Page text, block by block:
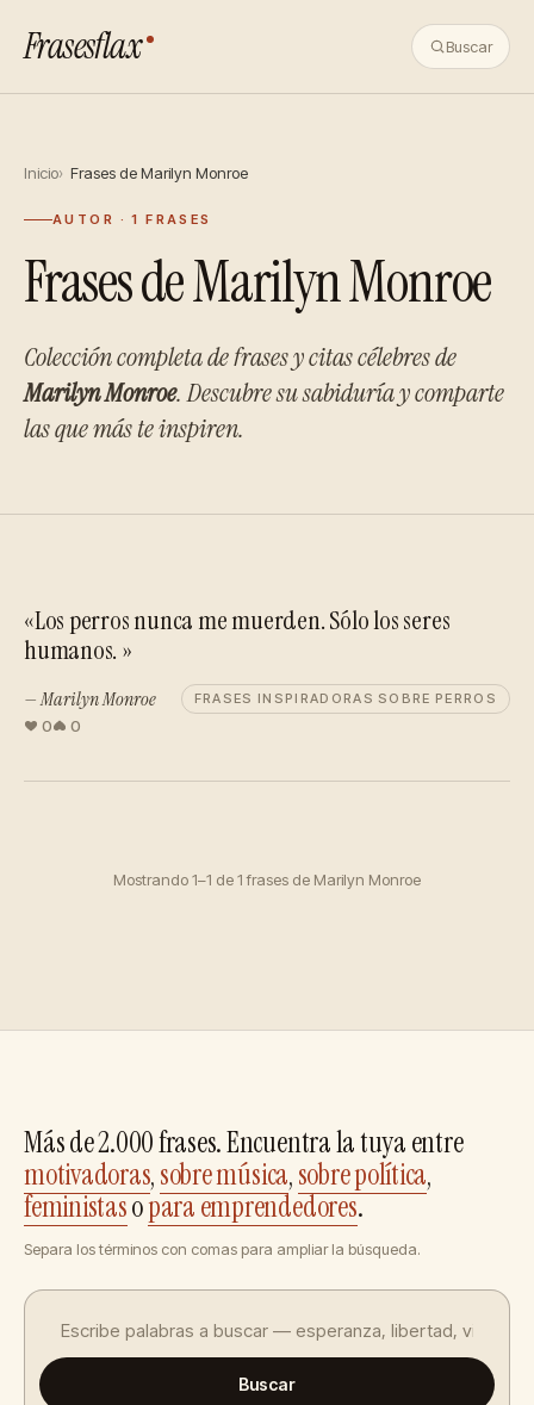
Frasesflax Buscar
Inicio Frases de Marilyn Monroe
AUTOR · 1 FRASES
Frases de Marilyn Monroe
Colección completa de frases y citas célebres de
Marilyn Monroe. Descubre su sabiduría y comparte
las que más te inspiren.
«Los perros nunca me muerden. Sólo los seres
humanos. »
— Marilyn Monroe FRASES INSPIRADORAS SOBRE PERROS
0 0
Mostrando 1–1 de 1 frases de Marilyn Monroe
Más de 2.000 frases. Encuentra la tuya entre
motivadoras,sobre música,sobre política,
feministasopara emprendedores.
Separa los términos con comas para ampliar la búsqueda.
Buscar